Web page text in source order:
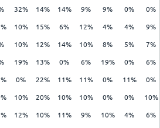
32% 14% 14% 9% 9% 0% 0%
10% 15% 6% 12% 4% 4% 9%
10% 12% 14% 10% 8% 5% 7%
19% 13% 0% 6% 19% 0% 6%
0% 22% 11% 11% 0% 11% 0%
10% 20% 10% 10% 0% 0% 10%
12% 10% 11% 9% 10% 4% 6%